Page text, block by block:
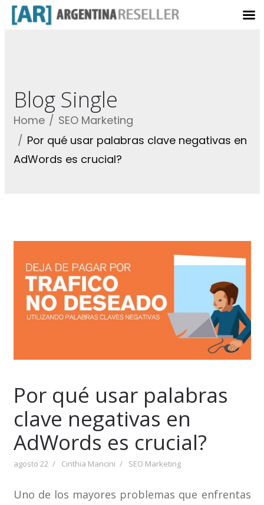
Blog Single
Home
SEO Marketing
Por qué usar palabras clave negativas en
AdWords es crucial?
Por qué usar palabras
clave negativas en
AdWords es crucial?
agosto 22 Cinthia Mancini SEO Marketing
Uno de los mayores problemas que enfrentas